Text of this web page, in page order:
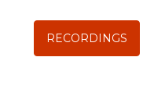
RECORDINGS